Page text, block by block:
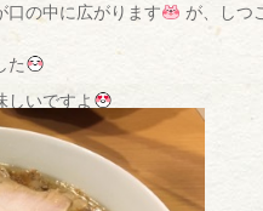
口の中に広がります
が、しつ
た
しいですよ